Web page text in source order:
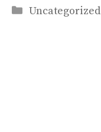
Categories
Uncategorized